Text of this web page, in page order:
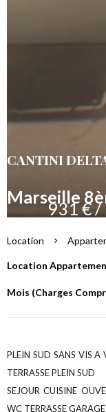
CANTINI
Marseille
931 € /
Location
Location
Mois (Charges
PLEIN SUD SANS VIS
TERRASSE PLEIN SUD
SEJOUR CUISINE
WC TERRASSE GARAGE